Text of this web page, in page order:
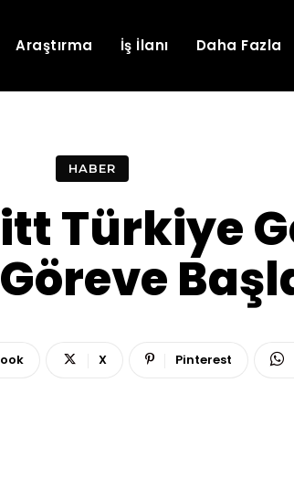
Araştırma İş İlanı Daha Fazla
HABER
Türkiye
X Pinterest